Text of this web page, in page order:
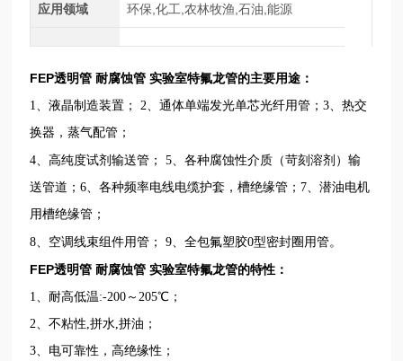
应用领域 环保,化工,农林牧渔,石油,能源
FEP透明管 耐腐蚀管 实验室特氟龙管的主要用途：
1、液晶制造装置 ； 2、通体单端发光单芯光纤用管 ；3、热交
换器，蒸气配管 ；
4、高纯度试剂输送管 ； 5、各种腐蚀性介质（苛刻溶剂）输
送管道 ；6、各种频率电线电缆护套，槽绝缘管 ； 7、潜油电机
用槽绝缘管 ；
8、 空调线束组件用管 ； 9、全包氟塑胶0型密封圈用管 。
FEP透明管 耐腐蚀管 实验室特氟龙管的特性：
1、 耐高低温:-200～205℃ ；
2、不粘性,拼水,拼油 ；
3、 电可靠性，高绝缘性 ；